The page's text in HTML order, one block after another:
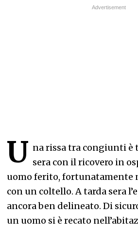
U na rissa tra congiunti è
sera con il ricovero in
uomo ferito, fortunatamente
con un coltello. A tarda sera
ancora ben delineato. Di
un uomo si è recato